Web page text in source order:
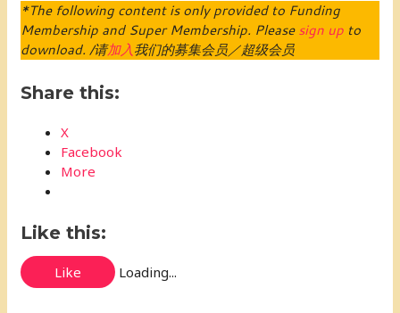
*The following content is only provided to Funding
Membership and Super Membership. Pleasesign up to
download. /请加入我们的募集会员／超级会员
Share this:
X
Facebook
More
Like this:
Like Loading...